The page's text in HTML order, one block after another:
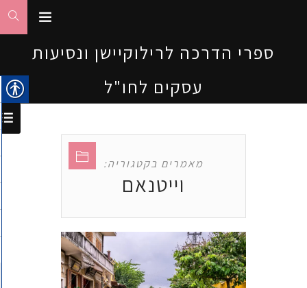
ספרי הדרכה לרילוקיישן ונסיעות
עסקים לחו"ל
מאמרים בקטגוריה:
וייטנאם